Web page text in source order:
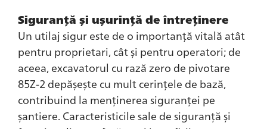
Siguranță și ușurință de întreținere
Un utilaj sigur este de o importanță vitală atât
pentru proprietari, cât și pentru operatori; de
aceea, excavatorul cu rază zero de pivotare
85Z-2 depășește cu mult cerințele de bază,
contribuind la menținerea siguranței pe
șantiere. Caracteristicile sale de siguranță și